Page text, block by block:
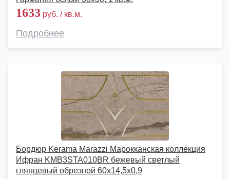
1633 руб. / кв.м.
Подробнее
Бордюр Kerama Marazzi Марокканская коллекция
Ифран KMB3STA010BR бежевый светлый
глянцевый обрезной 60x14,5x0,9